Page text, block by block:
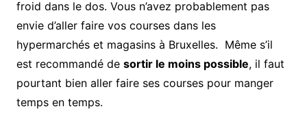
froid dans le dos. Vous n’avez probablement pas
envie d’aller faire vos courses dans les
hypermarchés et magasins à Bruxelles. Même s’il
est recommandé de sortir le moins possible, il faut
pourtant bien aller faire ses courses pour manger
temps en temps.